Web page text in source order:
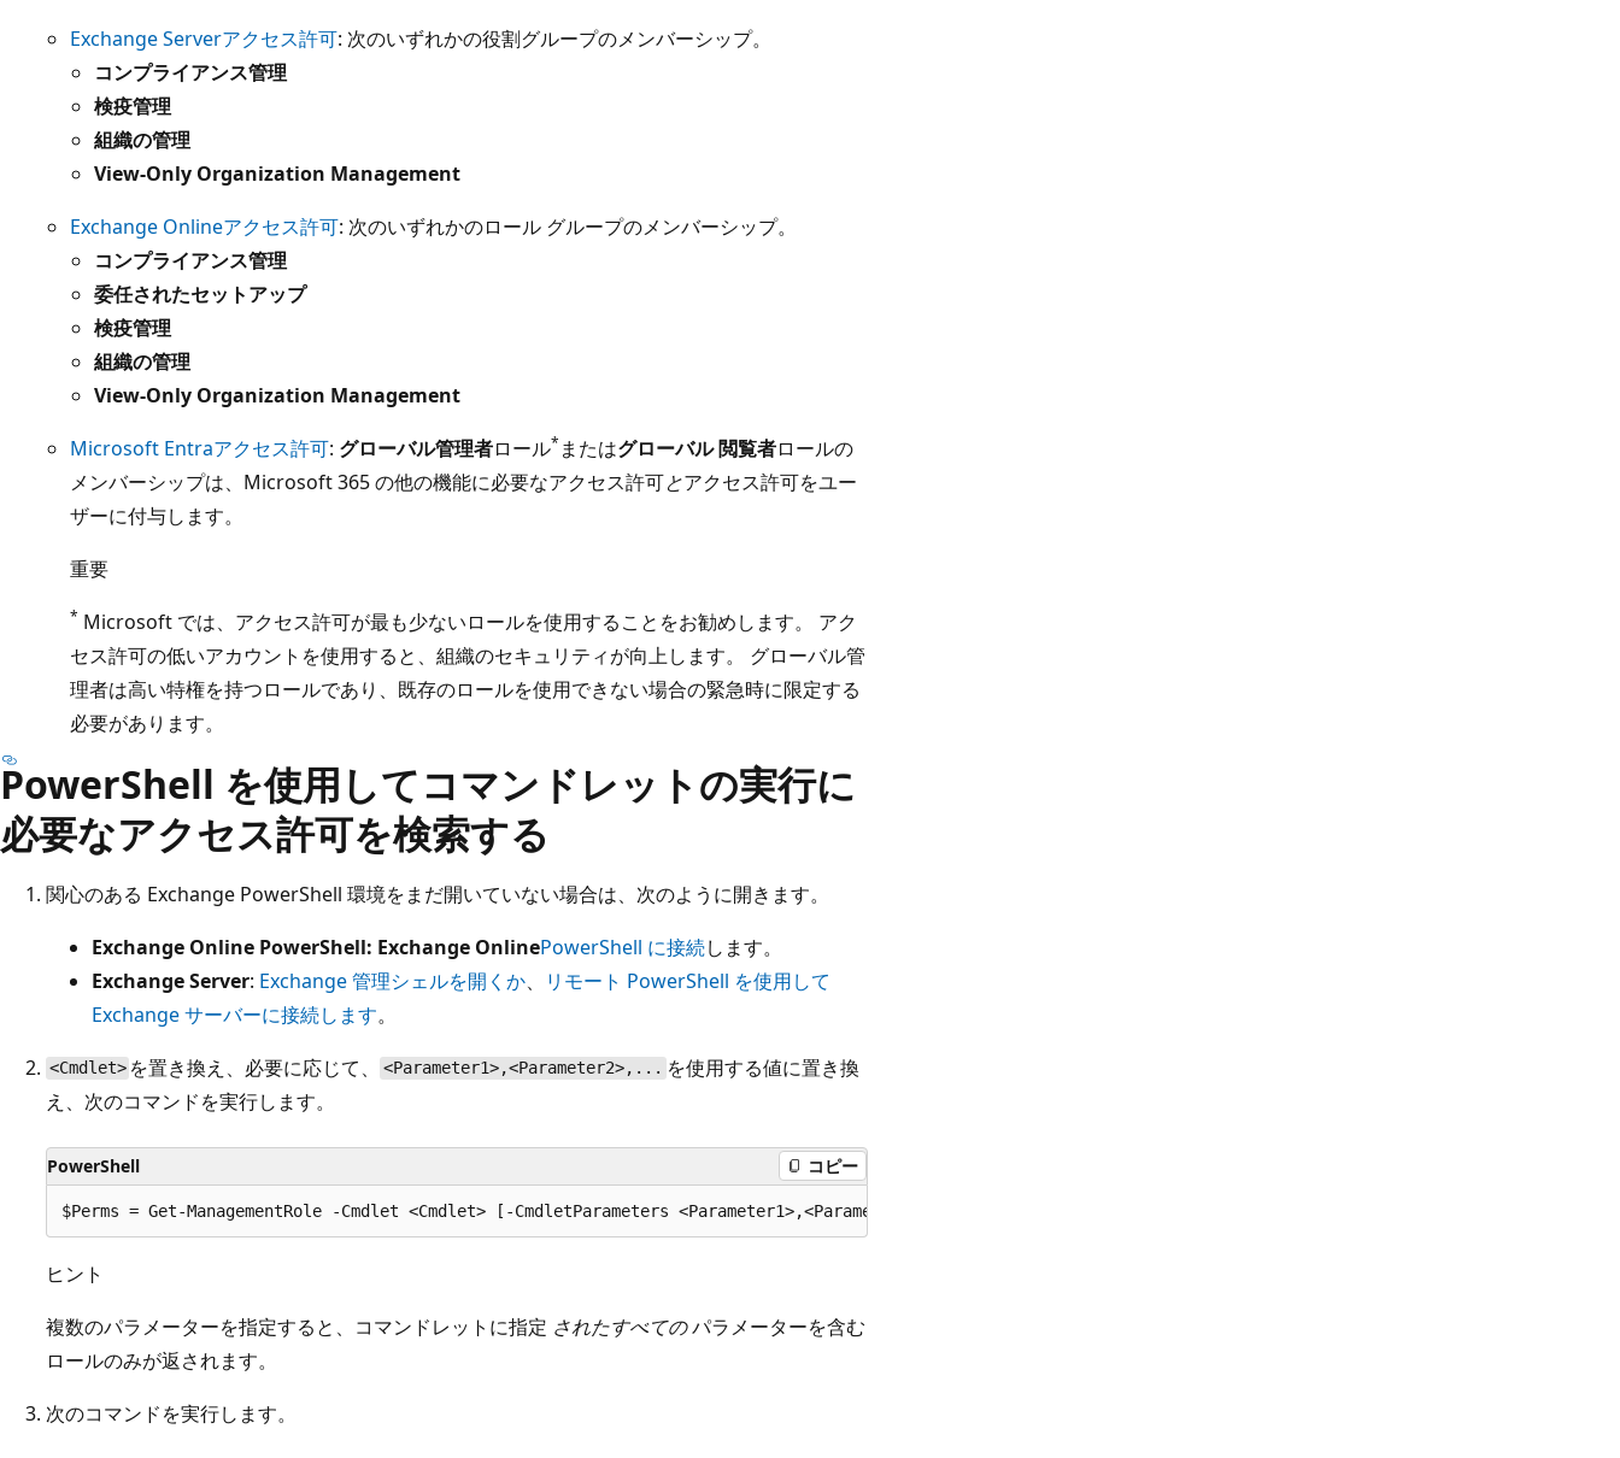
Exchange Serverアクセス許可: 次のいずれかの役割グループのメンバーシップ。
コンプライアンス管理
検疫管理
組織の管理
View-Only Organization Management
Exchange Onlineアクセス許可: 次のいずれかのロール グループのメンバーシップ。
コンプライアンス管理
委任されたセットアップ
検疫管理
組織の管理
View-Only Organization Management
Microsoft Entraアクセス許可: グローバル管理者ロール* またはグローバル 閲覧者ロールの
メンバーシップは、Microsoft 365 の他の機能に必要なアクセス許可とアクセス許可をユー
ザーに付与します。
重要
* Microsoft では、アクセス許可が最も少ないロールを使用することをお勧めします。 アク
セス許可の低いアカウントを使用すると、組織のセキュリティが向上します。 グローバル管
理者は高い特権を持つロールであり、既存のロールを使用できない場合の緊急時に限定する
必要があります。
PowerShell を使用してコマンドレットの実行に
必要なアクセス許可を検索する
関心のある Exchange PowerShell 環境をまだ開いていない場合は、次のように開きます。
Exchange Online PowerShell: Exchange OnlinePowerShell に接続します。
Exchange Server: Exchange 管理シェルを開くか、
リモート PowerShell を使用して
Exchange サーバーに接続します。
<Cmdlet> を置き換え、必要に応じて、 <Parameter1>,<Parameter2>,... を使用する値に置き換
え、次のコマンドを実行します。
PowerShell コピー
ヒント
複数のパラメーターを指定すると、コマンドレットに指定 されたすべてのパラメーターを含む
ロールのみが返されます。
次のコマンドを実行します。